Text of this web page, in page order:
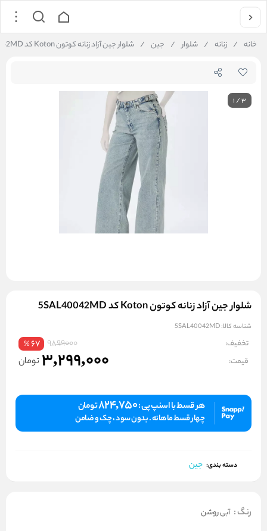
خانه / زنانه / شلوار / جین / شلوار جین آزاد زنانه کوتون Koton کد 5SAL40042MD
1/3
شلوار جین آزاد زنانه کوتون Koton کد 5SAL40042MD
شناسه کالا:5SAL40042MD
تخفیف: 9899000
67
%
قیمت: 3,299,000 تومان
هر قسط با اسنپ پی :824,750تومان
چهار قسط ماهانه . بدون سود ، چک و ضامن
دسته بندی: جین
رنگ: آبی روشن